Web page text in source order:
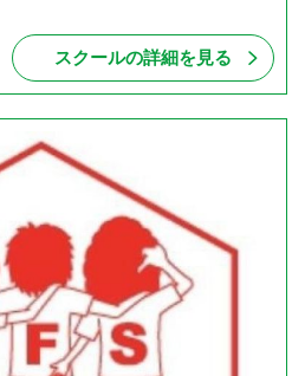
スクールの詳細を見る